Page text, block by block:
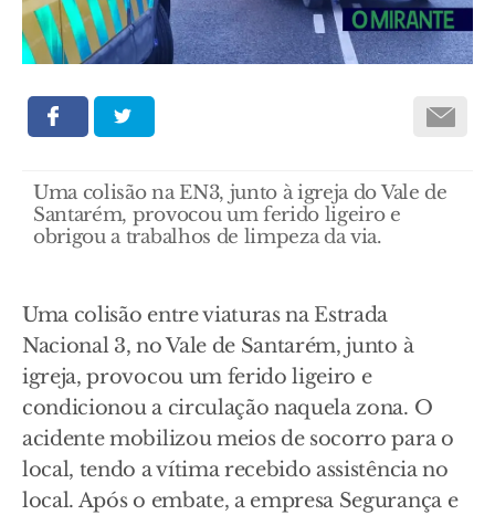
Uma colisão na EN3, junto à igreja do Vale de
Santarém, provocou um ferido ligeiro e
obrigou a trabalhos de limpeza da via.
Uma colisão entre viaturas na Estrada
Nacional 3, no Vale de Santarém, junto à
igreja, provocou um ferido ligeiro e
condicionou a circulação naquela zona. O
acidente mobilizou meios de socorro para o
local, tendo a vítima recebido assistência no
local. Após o embate, a empresa Segurança e